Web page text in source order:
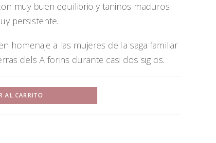
muy buen equilibrio y taninos maduros
persistente.
homenaje a las mujeres de la saga familiar
dels Alforins durante casi dos siglos.
AL CARRITO